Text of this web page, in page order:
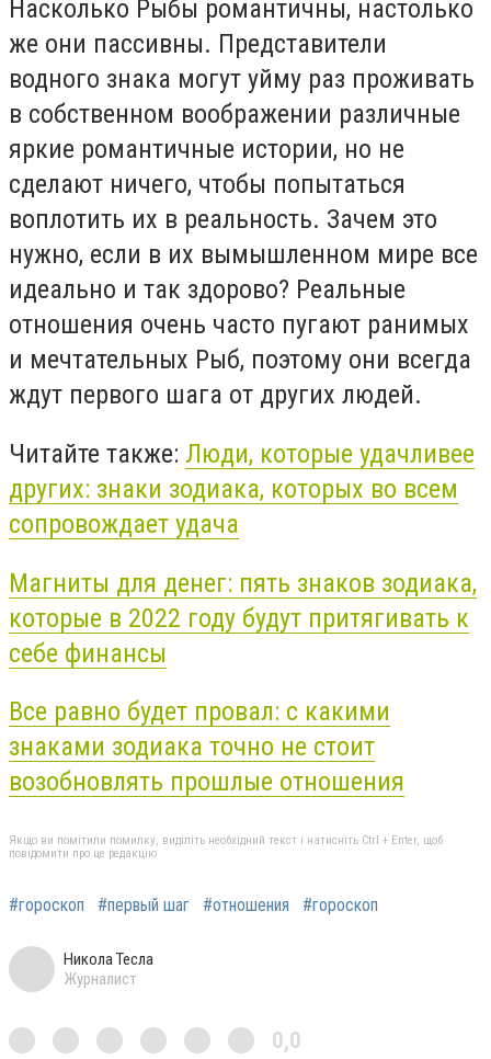
Насколько Рыбы романтичны, настолько
же они пассивны. Представители
водного знака могут уйму раз проживать
в собственном воображении различные
яркие романтичные истории, но не
сделают ничего, чтобы попытаться
воплотить их в реальность. Зачем это
нужно, если в их вымышленном мире все
идеально и так здорово? Реальные
отношения очень часто пугают ранимых
и мечтательных Рыб, поэтому они всегда
ждут первого шага от других людей.
Читайте также: Люди, которые удачливее
других: знаки зодиака, которых во всем
сопровождает удача
Магниты для денег: пять знаков зодиака,
которые в 2022 году будут притягивать к
себе финансы
Все равно будет провал: с какими
знаками зодиака точно не стоит
возобновлять прошлые отношения
Якщо ви помітили помилку, виділіть необхідний текст і натисніть Ctrl + Enter, щоб
повідомити про це редакцію
#гороскоп #первый шаг #отношения #гороскоп
Никола Тесла
Журналист
0,0